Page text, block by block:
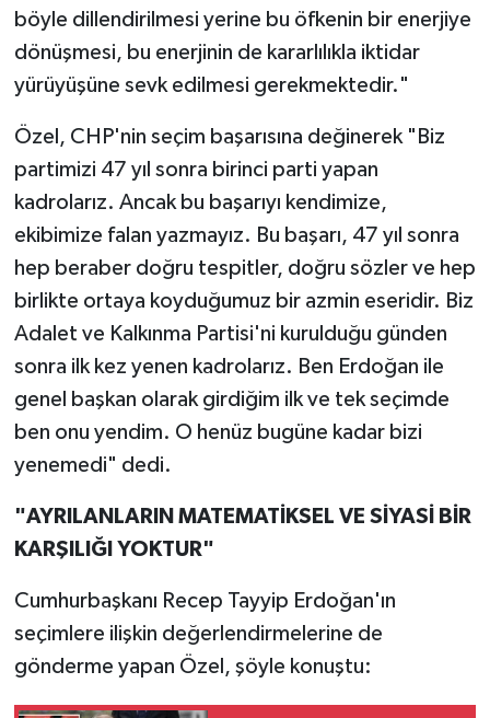
böyle dillendirilmesi yerine bu öfkenin bir enerjiye
dönüşmesi, bu enerjinin de kararlılıkla iktidar
yürüyüşüne sevk edilmesi gerekmektedir."
Özel, CHP'nin seçim başarısına değinerek "Biz
partimizi 47 yıl sonra birinci parti yapan
kadrolarız. Ancak bu başarıyı kendimize,
ekibimize falan yazmayız. Bu başarı, 47 yıl sonra
hep beraber doğru tespitler, doğru sözler ve hep
birlikte ortaya koyduğumuz bir azmin eseridir. Biz
Adalet ve Kalkınma Partisi'ni kurulduğu günden
sonra ilk kez yenen kadrolarız. Ben Erdoğan ile
genel başkan olarak girdiğim ilk ve tek seçimde
ben onu yendim. O henüz bugüne kadar bizi
yenemedi" dedi.
"AYRILANLARIN MATEMATİKSEL VE SİYASİ BİR
KARŞILIĞI YOKTUR"
Cumhurbaşkanı Recep Tayyip Erdoğan'ın
seçimlere ilişkin değerlendirmelerine de
gönderme yapan Özel, şöyle konuştu: